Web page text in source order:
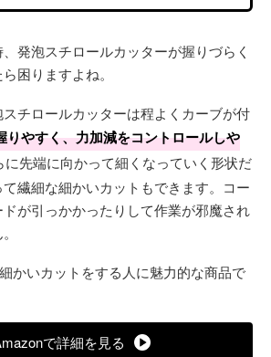
発泡スチロールカッターが握りづらく
困りますよね。
スチロールカッターは程よくカーブが付
りやすく、力加減をコントロールしや
に先端に向かって細くなっていく形状だ
繊細な細かいカットもできます。コー
ドが引っかかったりして作業が邪魔され
かいカットをする人に魅力的な商品で
で詳細を見る